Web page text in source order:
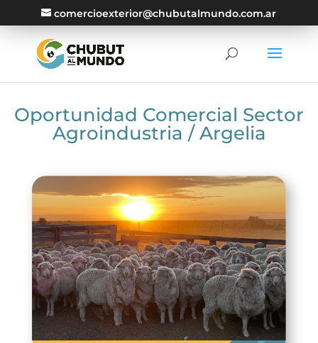
comercioexterior@chubutalmundo.com.ar
Oportunidad Comercial Sector
Agroindustria / Argelia